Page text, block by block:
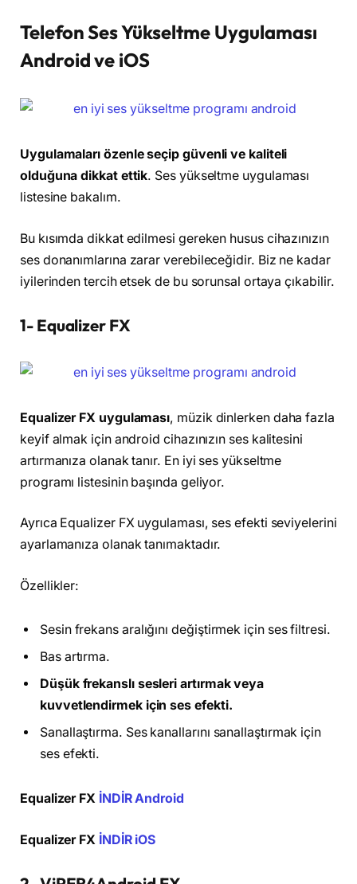
Telefon Ses Yükseltme Uygulaması
Android ve iOS
Uygulamaları özenle seçip güvenli ve kaliteli
olduğuna dikkat ettik. Ses yükseltme uygulaması
listesine bakalım.
Bu kısımda dikkat edilmesi gereken husus cihazınızın
ses donanımlarına zarar verebileceğidir. Biz ne kadar
iyilerinden tercih etsek de bu sorunsal ortaya çıkabilir.
1- Equalizer FX
Equalizer FX uygulaması, müzik dinlerken daha fazla
keyif almak için android cihazınızın ses kalitesini
artırmanıza olanak tanır. En iyi ses yükseltme
programı listesinin başında geliyor.
Ayrıca Equalizer FX uygulaması, ses efekti seviyelerini
ayarlamanıza olanak tanımaktadır.
Özellikler:
Sesin frekans aralığını değiştirmek için ses filtresi.
Bas artırma.
Düşük frekanslı sesleri artırmak veya
kuvvetlendirmek için ses efekti.
Sanallaştırma. Ses kanallarını sanallaştırmak için
ses efekti.
Equalizer FX İNDİR Android
Equalizer FX İNDİR iOS